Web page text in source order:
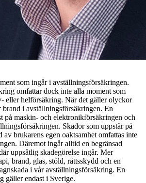
som ingår i avställningsförsäkringen.
omfattar dock inte alla moment som
eller helförsäkring. När det gäller olyckor
brand i avställningsförsäkringen. En
på maskin- och elektronikförsäkringen och
Skador som uppstår på
av brukarens egen oaktsamhet omfattas inte
Däremot ingår alltid en begränsad
uppsåtlig skadegörelse ingår. Mer
brand, glas, stöld, rättsskydd och en
i vår avställningsförsäkring. En
gäller endast i Sverige.